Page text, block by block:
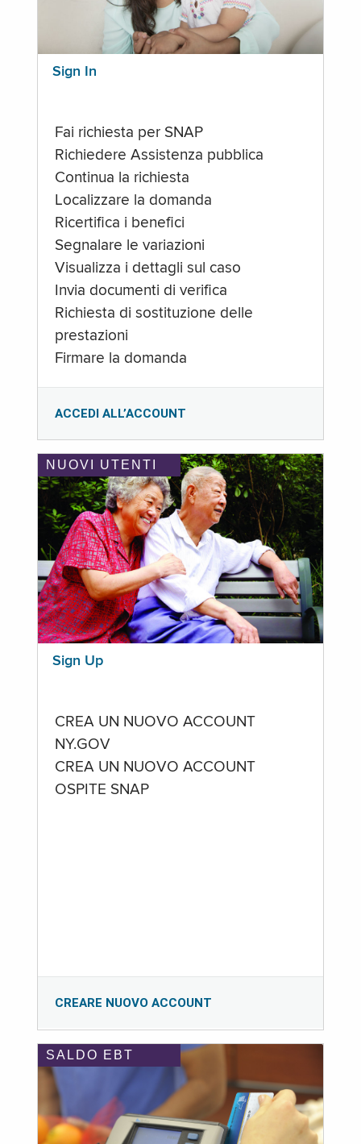
Sign In
Fai richiesta per SNAP
Richiedere Assistenza pubblica
Continua la richiesta
Localizzare la domanda
Ricertifica i benefici
Segnalare le variazioni
Visualizza i dettagli sul caso
Invia documenti di verifica
Richiesta di sostituzione delle
prestazioni
Firmare la domanda
ACCEDI ALL’ACCOUNT
NUOVI UTENTI
Sign Up
CREA UN NUOVO ACCOUNT
NY.GOV
CREA UN NUOVO ACCOUNT
OSPITE SNAP
CREARE NUOVO ACCOUNT
SALDO EBT